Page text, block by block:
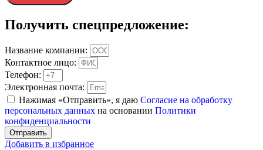
Получить спецпредложение:
Название компании:
Контактное лицо:
Телефон:
Электронная почта:
Нажимая «Отправить», я даю Согласие на обработку
персональных данных на основании Политики
конфиденциальности
Отправить
Добавить в избранное